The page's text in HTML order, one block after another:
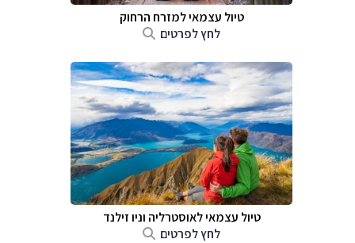
טיול עצמאי למזרח הרחוק
לחץ לפרטים
טיול עצמאי לאוסטרליה וניו זילנד
לחץ לפרטים